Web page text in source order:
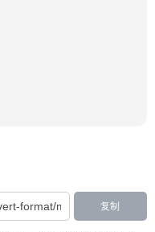
复制